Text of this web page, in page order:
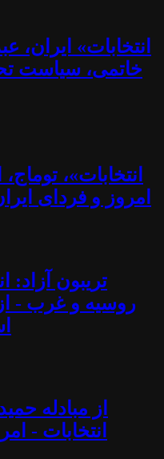
خاتمی، سیاست
امروز و فردای
تریبون آزاد:
روسیه و غرب -
از مبادله
انتخابات -